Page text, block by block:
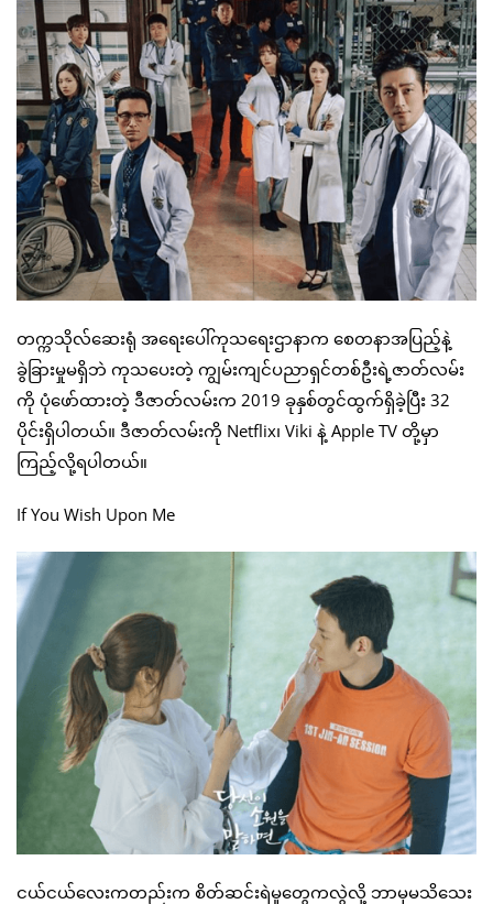
တက္ကသိုလ်ဆေးရုံ အရေးပေါ်ကုသရေးဌာနာက စေတနာအပြည့်နဲ့
ခွဲခြားမှုမရှိဘဲ ကုသပေးတဲ့ ကျွမ်းကျင်ပညာရှင်တစ်ဦးရဲ့ဇာတ်လမ်း
ကို ပုံဖော်ထားတဲ့ ဒီဇာတ်လမ်းက 2019 ခုနှစ်တွင်ထွက်ရှိခဲ့ပြီး 32
ပိုင်းရှိပါတယ်။ ဒီဇာတ်လမ်းကို Netflix၊ Viki နဲ့ Apple TV တို့မှာ
ကြည့်လို့ရပါတယ်။
If You Wish Upon Me
ငယ်ငယ်လေးကတည်းက စိတ်ဆင်းရဲမှုတွေကလွဲလို့ ဘာမှမသိသေး